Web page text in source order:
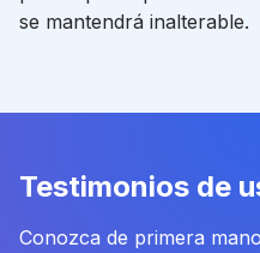
se mantendrá inalterable.
Testimonios de
Conozca de primera